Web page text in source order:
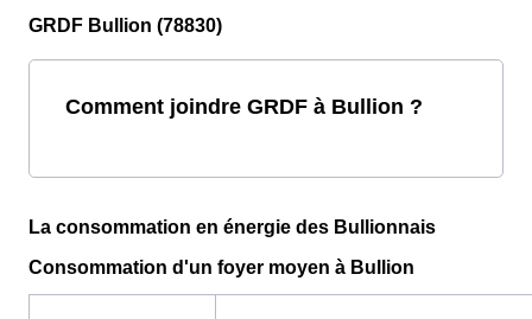
GRDF Bullion (78830)
Comment joindre GRDF à Bullion ?
La consommation en énergie des Bullionnais
Consommation d'un foyer moyen à Bullion